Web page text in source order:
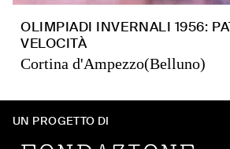
OLIMPIADI INVERNALI 1956:
VELOCITÀ
Cortina d'Ampezzo(Belluno)
UN PROGETTO DI